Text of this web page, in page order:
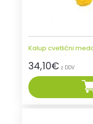
Kalup cvetlični
34,10€ z DDV